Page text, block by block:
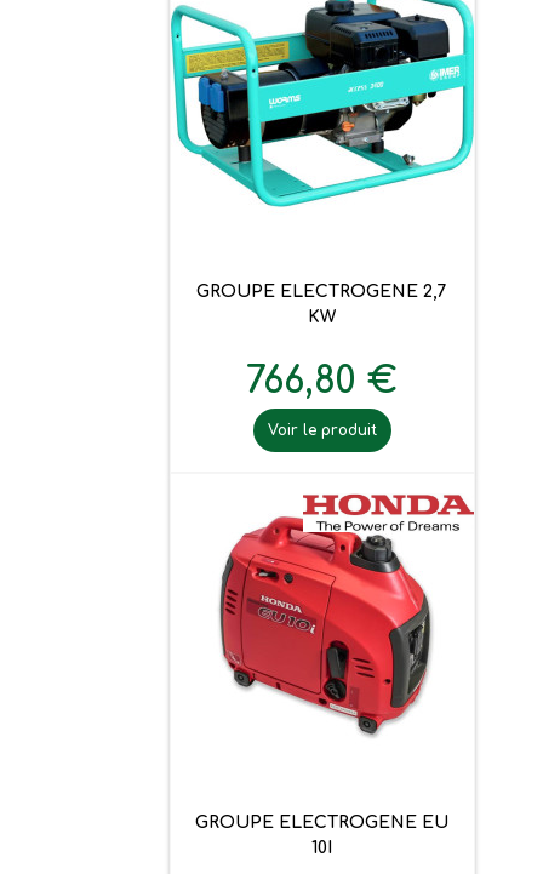
GROUPE ELECTROGENE 2,7
KW
766,80 €
Voir le produit
GROUPE ELECTROGENE EU
10I